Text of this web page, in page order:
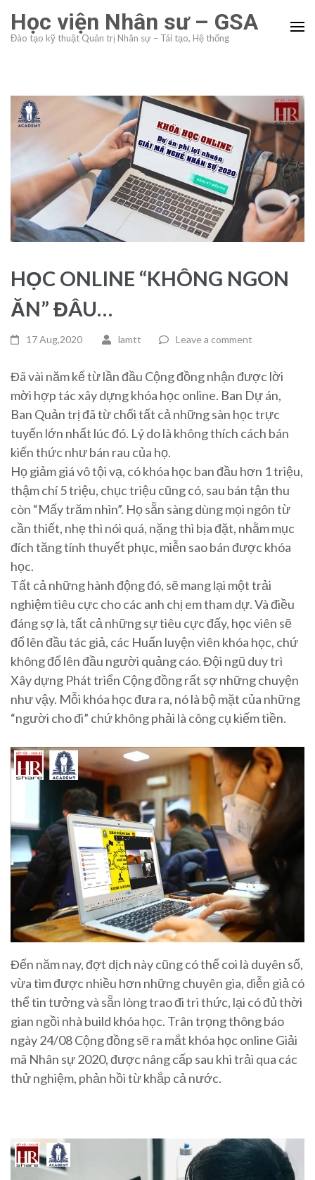
content
Học viện Nhân sư – GSA
Đào tạo kỹ thuật Quản trị Nhân sự – Tái tạo, Hệ thống
HỌC ONLINE “KHÔNG NGON
ĂN” ĐÂU…
17 Aug,2020 lamtt Leave a comment
Đã vài năm kể từ lần đầu Cộng đồng nhận được lời
mời hợp tác xây dựng khóa học online. Ban Dự án,
Ban Quản trị đã từ chối tất cả những sàn học trực
tuyến lớn nhất lúc đó. Lý do là không thích cách bán
kiến thức như bán rau của họ.
Họ giảm giá vô tội vạ, có khóa học ban đầu hơn 1 triệu,
thậm chí 5 triệu, chục triệu cũng có, sau bán tận thu
còn “Mấy trăm nhìn”. Họ sẵn sàng dùng mọi ngôn từ
cần thiết, nhẹ thì nói quá, nặng thì bịa đặt, nhằm mục
đích tăng tính thuyết phục, miễn sao bán được khóa
học.
Tất cả những hành động đó, sẽ mang lại một trải
nghiệm tiêu cực cho các anh chị em tham dự. Và điều
đáng sợ là, tất cả những sự tiêu cực đấy, học viên sẽ
đổ lên đầu tác giả, các Huấn luyện viên khóa học, chứ
không đổ lên đầu người quảng cáo. Đội ngũ duy trì
Xây dựng Phát triển Cộng đồng rất sợ những chuyện
như vậy. Mỗi khóa học đưa ra, nó là bộ mặt của những
“người cho đi” chứ không phải là công cụ kiếm tiền.
Đến năm nay, đợt dịch này cũng có thể coi là duyên số,
vừa tìm được nhiều hơn những chuyên gia, diễn giả có
thể tin tưởng và sẵn lòng trao đi tri thức, lại có đủ thời
gian ngồi nhà build khóa học. Trân trọng thông báo
ngày 24/08 Cộng đồng sẽ ra mắt khóa học online Giải
mã Nhân sự 2020, được nâng cấp sau khi trải qua các
thử nghiệm, phản hồi từ khắp cả nước.